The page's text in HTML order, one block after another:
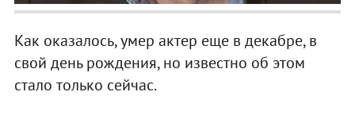
Как оказалось, умер актер еще в декабре, в
свой день рождения, но известно об этом
стало только сейчас.